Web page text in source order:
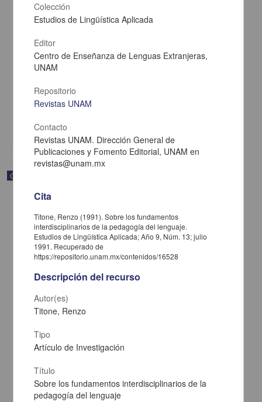
Carta de Zeferino Pérez, el general Antonio Rábago se encuentra
Pérez, Zeferino
[sin fecha]
Correspondencia postal
Carta de José María Maytorena a Francisco I. Madero en la que
Maytorena, José María
[sin fecha]
Multidisciplina
Colección
Estudios de Lingüística Aplicada
Editor
Centro de Enseñanza de Lenguas Extranjeras,
UNAM
Repositorio
Revistas UNAM
Contacto
Revistas UNAM. Dirección General de
Publicaciones y Fomento Editorial, UNAM en
revistas@unam.mx
Cita
Titone, Renzo (1991). Sobre los fundamentos
interdisciplinarios de la pedagogía del lenguaje.
Estudios de Lingüística Aplicada; Año 9, Núm. 13; julio
1991. Recuperado de
https://repositorio.unam.mx/contenidos/16528
Descripción del recurso
Autor(es)
Titone, Renzo
Tipo
Artículo de Investigación
Título
Sobre los fundamentos interdisciplinarios de la
pedagogía del lenguaje